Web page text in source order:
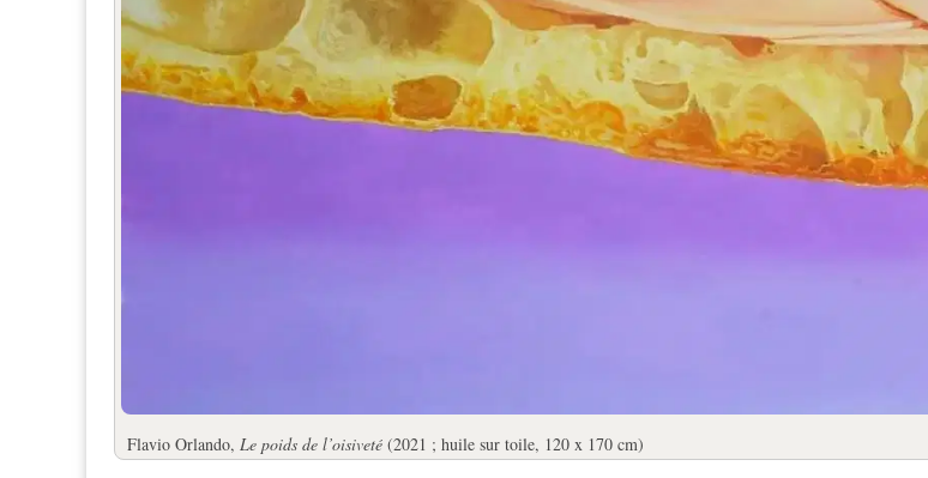
Flavio Orlando, Le poids de l’oisiveté (2021 ; huile sur toile, 120 x 170 cm)